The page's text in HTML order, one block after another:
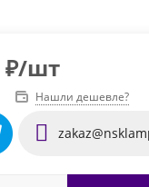
₽/шт
Нашли дешевле?